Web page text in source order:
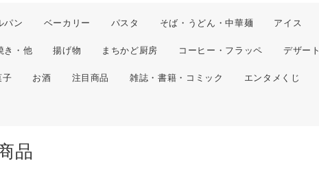
パン ベーカリー パスタ そば・うどん・中華麺 アイス
き・他 揚げ物 まちかど厨房 コーヒー・フラッペ デザート
子 お酒 注目商品 雑誌・書籍・コミック エンタメくじ
品